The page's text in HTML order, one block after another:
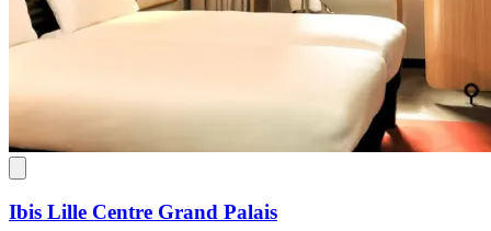
Ibis Lille Centre Grand Palais